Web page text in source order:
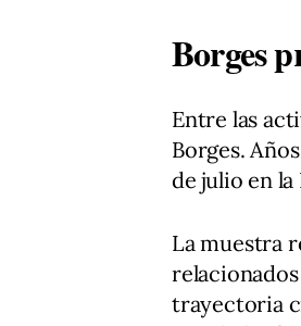
Borges
Entre las
Borges.
de julio en
La muestra
trayectoria